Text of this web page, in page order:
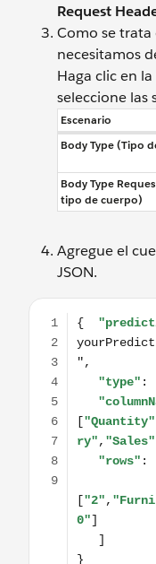
Request
Como se trata
necesitamos
Haga clic en
seleccione las
Escenario
Body Type (Tipo
Body Type
tipo de cuerpo)
Agregue el
JSON.
{